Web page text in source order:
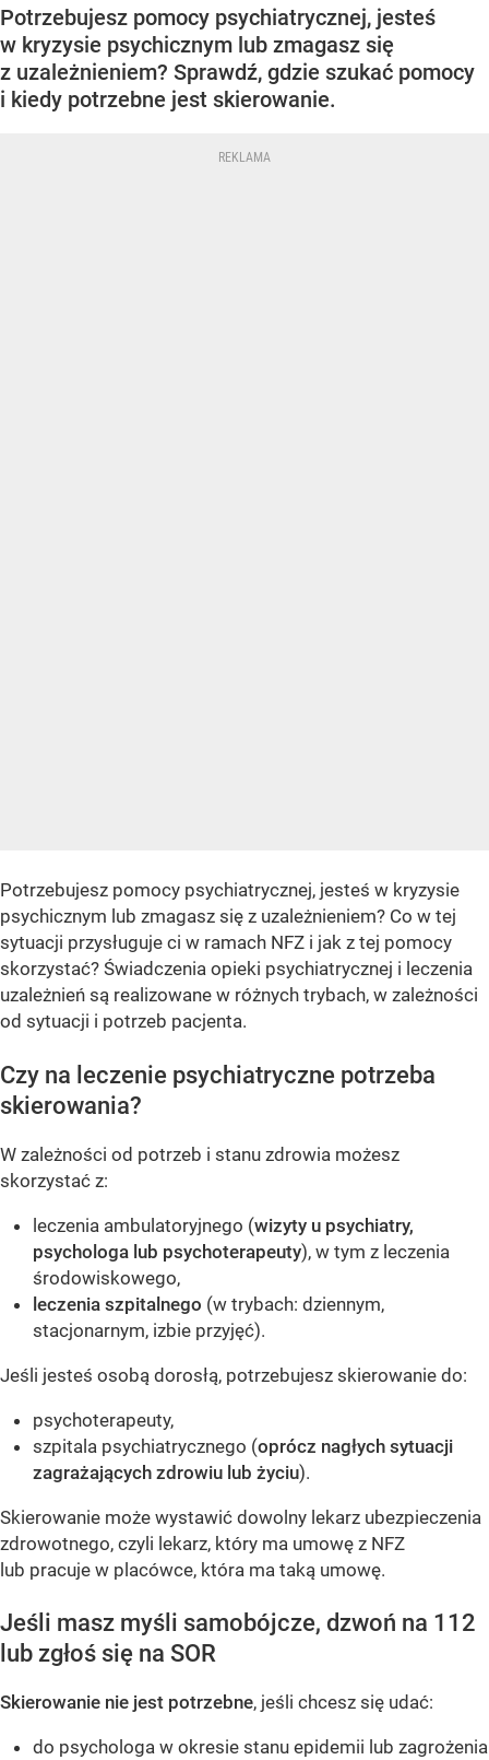
Potrzebujesz pomocy psychiatrycznej, jesteś
w kryzysie psychicznym lub zmagasz się
z uzależnieniem? Sprawdź, gdzie szukać pomocy
i kiedy potrzebne jest skierowanie.
Potrzebujesz pomocy psychiatrycznej, jesteś w kryzysie
psychicznym lub zmagasz się z uzależnieniem? Co w tej
sytuacji przysługuje ci w ramach NFZ i jak z tej pomocy
skorzystać? Świadczenia opieki psychiatrycznej i leczenia
uzależnień są realizowane w różnych trybach, w zależności
od sytuacji i potrzeb pacjenta.
Czy na leczenie psychiatryczne potrzeba
skierowania?
W zależności od potrzeb i stanu zdrowia możesz
skorzystać z:
leczenia ambulatoryjnego (wizyty u psychiatry,
psychologa lub psychoterapeuty), w tym z leczenia
środowiskowego,
leczenia szpitalnego (w trybach: dziennym,
stacjonarnym, izbie przyjęć).
Jeśli jesteś osobą dorosłą, potrzebujesz skierowanie do:
psychoterapeuty,
szpitala psychiatrycznego (oprócz nagłych sytuacji
zagrażających zdrowiu lub życiu).
Skierowanie może wystawić dowolny lekarz ubezpieczenia
zdrowotnego, czyli lekarz, który ma umowę z NFZ
lub pracuje w placówce, która ma taką umowę.
Jeśli masz myśli samobójcze, dzwoń na 112
lub zgłoś się na SOR
Skierowanie nie jest potrzebne, jeśli chcesz się udać:
do psychologa w okresie stanu epidemii lub zagrożenia